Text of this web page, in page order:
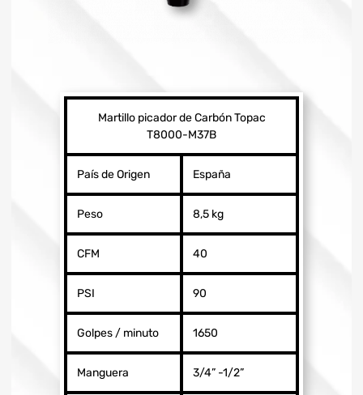
Martillo picador de Carbón Topac
T8000-M37B
País de Origen España
Peso 8,5 kg
CFM 40
PSI 90
Golpes / minuto 1650
Manguera 3/4” -1/2”